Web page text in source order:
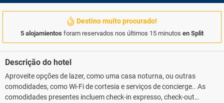
Destino muito procurado!
5 alojamientos foram reservados nos últimos 15 minutos en Split
Descrição do hotel
Aproveite opções de lazer, como uma casa noturna, ou outras
comodidades, como Wi-Fi de cortesia e serviços de concierge.. As
comodidades presentes incluem check-in expresso, check-out